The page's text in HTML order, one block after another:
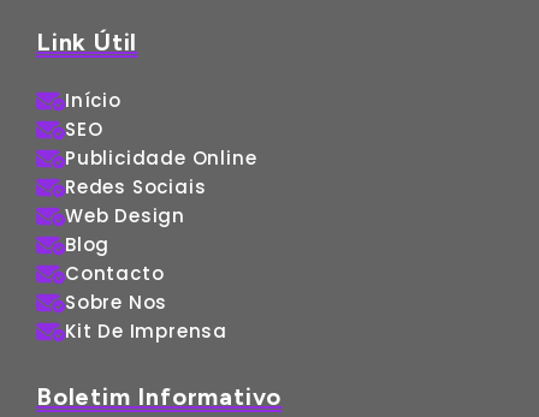
Link Útil
Início
SEO
Publicidade Online
Redes Sociais
Web Design
Blog
Contacto
Sobre Nos
Kit De Imprensa
Boletim Informativo